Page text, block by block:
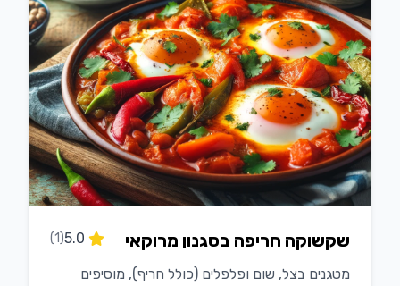
שקשוקה חריפה בסגנון מרוקאי 5.0
(1)
מטגנים בצל, שום ופלפלים (כולל חריף), מוסיפים